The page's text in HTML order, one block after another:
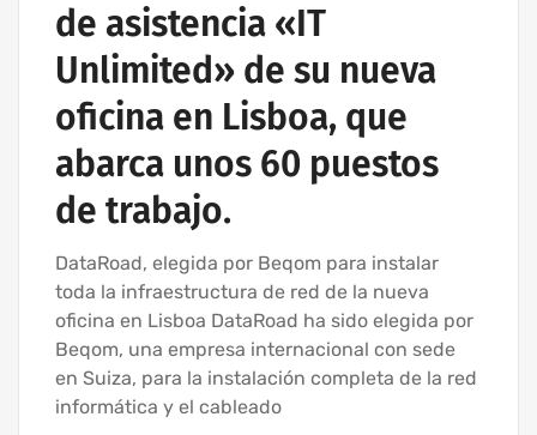
de asistencia «IT
Unlimited» de su nueva
oficina en Lisboa, que
abarca unos 60 puestos
de trabajo.
DataRoad, elegida por Beqom para instalar
toda la infraestructura de red de la nueva
oficina en Lisboa DataRoad ha sido elegida por
Beqom, una empresa internacional con sede
en Suiza, para la instalación completa de la red
informática y el cableado